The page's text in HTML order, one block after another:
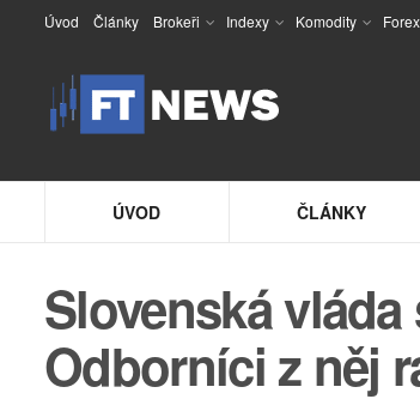
Úvod Články Brokeři Indexy Komodity Forex
ÚVOD ČLÁNKY
Slovenská
Odborníci z něj